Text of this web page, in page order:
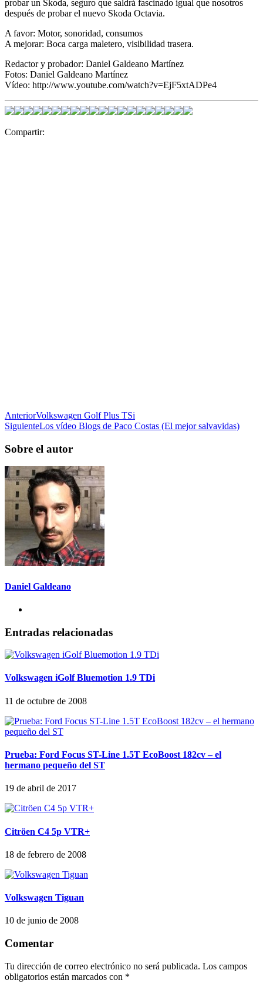
probar un Skoda, seguro que saldrá fascinado igual que nosotros
después de probar el nuevo Skoda Octavia.
A favor: Motor, sonoridad, consumos
A mejorar: Boca carga maletero, visibilidad trasera.
Redactor y probador: Daniel Galdeano Martínez
Fotos: Daniel Galdeano Martínez
Vídeo: http://www.youtube.com/watch?v=EjF5xtADPe4
Compartir:
AnteriorVolkswagen Golf Plus TSi
SiguienteLos vídeo Blogs de Paco Costas (El mejor salvavidas)
Sobre el autor
Daniel Galdeano
Entradas relacionadas
Volkswagen iGolf Bluemotion 1.9 TDi
11 de octubre de 2008
Prueba: Ford Focus ST-Line 1.5T EcoBoost 182cv – el
hermano pequeño del ST
19 de abril de 2017
Citröen C4 5p VTR+
18 de febrero de 2008
Volkswagen Tiguan
10 de junio de 2008
Comentar
Tu dirección de correo electrónico no será publicada. Los campos
obligatorios están marcados con *